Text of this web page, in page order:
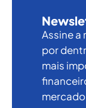
Assine a
por
mais